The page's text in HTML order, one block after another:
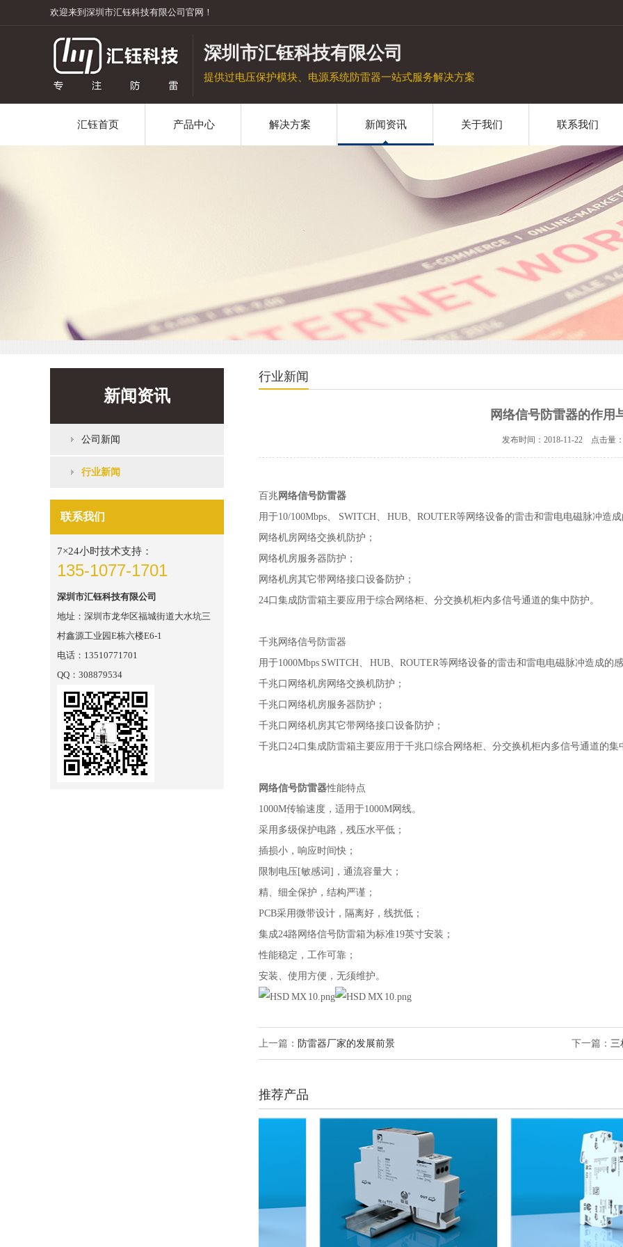
欢迎来到深圳市汇钰科技有限公司官网！
深圳市汇钰科技有限公司
提供过电压保护模块、电源系统防雷器一站式服务解决方案
汇钰首页 产品中心 解决方案 新闻资讯 关于我们 联系我们
新闻资讯
公司新闻
行业新闻
联系我们
7×24小时技术支持：
135-1077-1701
深圳市汇钰科技有限公司
地址：深圳市龙华区福城街道大水坑三
村鑫源工业园E栋六楼E6-1
电话：13510771701
QQ：308879534
行业新闻
网络信号防雷器的作用
发布时间：2018-11-22 点击量
百兆网络信号防雷器
用于10/100Mbps、 SWITCH、 HUB、ROUTER等网络设备的雷击和雷电电磁脉冲造
网络机房网络交换机防护；
网络机房服务器防护；
网络机房其它带网络接口设备防护；
24口集成防雷箱主要应用于综合网络柜、分交换机柜内多信号通道的集中防护。
千兆网络信号防雷器
用于1000Mbps SWITCH、 HUB、ROUTER等网络设备的雷击和雷电电磁脉冲造成的
千兆口网络机房网络交换机防护；
千兆口网络机房服务器防护；
千兆口网络机房其它带网络接口设备防护；
千兆口24口集成防雷箱主要应用于千兆口综合网络柜、分交换机柜内多信号通道的集
网络信号防雷器性能特点
1000M传输速度，适用于1000M网线。
采用多级保护电路，残压水平低；
插损小，响应时间快；
限制电压[敏感词]，通流容量大；
精、细全保护，结构严谨；
PCB采用微带设计，隔离好，线扰低；
集成24路网络信号防雷箱为标准19英寸安装；
性能稳定，工作可靠；
安装、使用方便，无须维护。
下一篇： 三
上一篇： 防雷器厂家的发展前景
推荐产品